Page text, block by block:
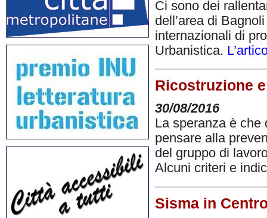
Ci sono dei
dell’area di
internazionali di
Urbanistica.
Ricostruzione
30/08/2016
La speranza è che
pensare alla
del gruppo di
Alcuni criteri e
Sisma in